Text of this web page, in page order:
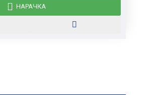
НАРАЧКА